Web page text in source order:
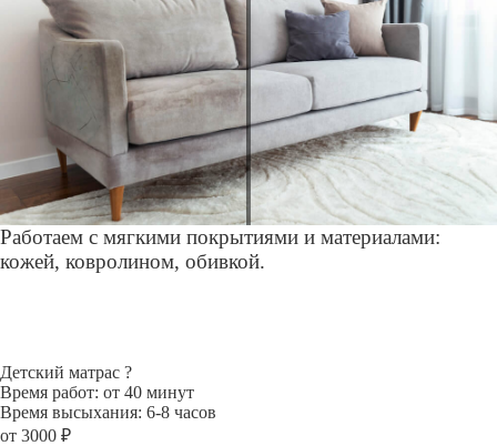
Работаем с мягкими покрытиями и материалами:
кожей, ковролином, обивкой.
Детский матрас ?
Время работ: от 40 минут
Время высыхания: 6-8 часов
от 3000 ₽